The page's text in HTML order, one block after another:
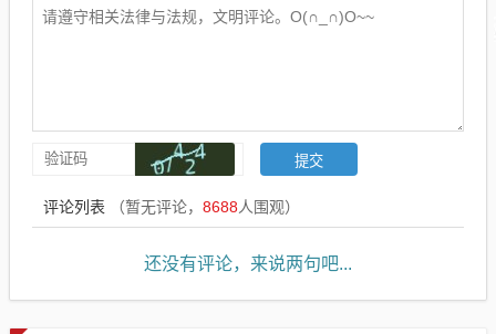
评论列表 （暂无评论， 8688人围观）
还没有评论，来说两句吧...